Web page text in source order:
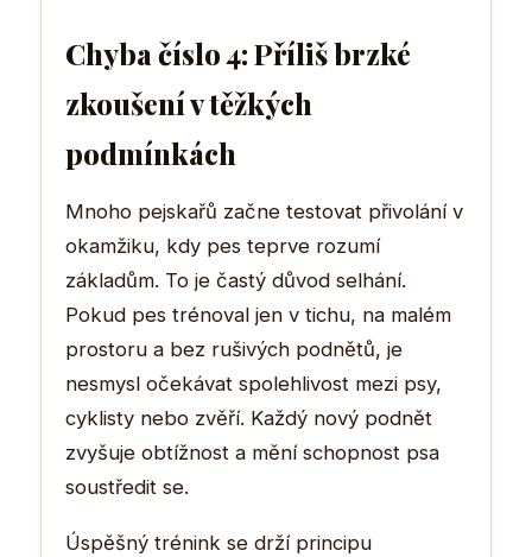
Chyba číslo 4: Příliš brzké
zkoušení v těžkých
podmínkách
Mnoho pejskařů začne testovat přivolání v
okamžiku, kdy pes teprve rozumí
základům. To je častý důvod selhání.
Pokud pes trénoval jen v tichu, na malém
prostoru a bez rušivých podnětů, je
nesmysl očekávat spolehlivost mezi psy,
cyklisty nebo zvěří. Každý nový podnět
zvyšuje obtížnost a mění schopnost psa
soustředit se.
Úspěšný trénink se drží principu